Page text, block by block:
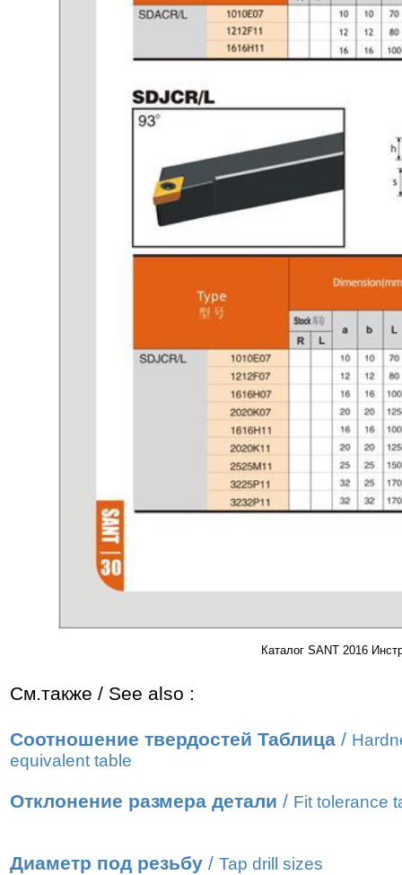
Каталог SANT 2016
См.также / See also :
Соотношение твердостей Таблица /
equivalent table
Отклонение размера детали / Fit tolerance
Диаметр под резьбу / Tap drill sizes